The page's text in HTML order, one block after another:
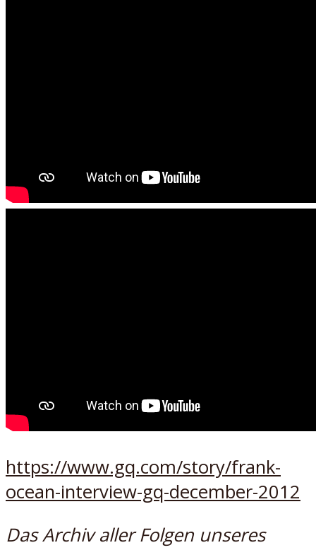
https://www.gq.com/story/frank-
ocean-interview-gq-december-2012
Das Archiv aller Folgen unseres